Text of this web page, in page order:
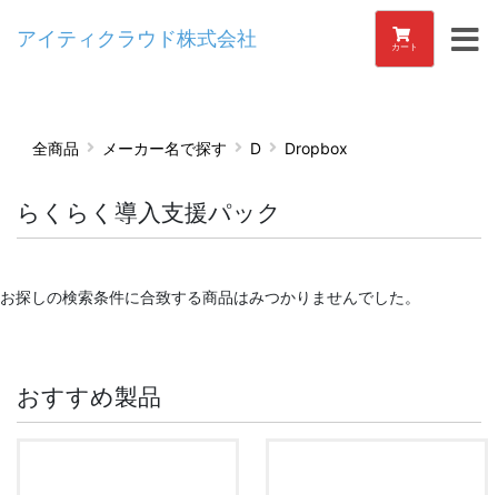
アイティクラウド株式会社 カート
全商品 メーカー名で探す D Dropbox
らくらく導入支援パック
お探しの検索条件に合致する商品はみつかりませんでした。
おすすめ製品